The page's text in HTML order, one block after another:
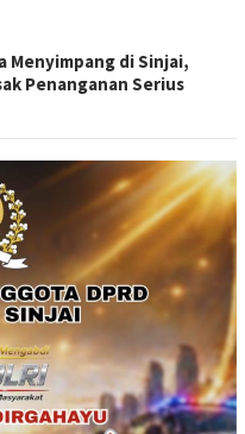
Menyimpang di Sinjai,
Penanganan Serius